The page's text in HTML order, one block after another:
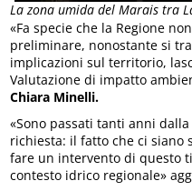
La zona umida del Marais tra
«Fa specie che la Regione
preliminare, nonostante si
implicazioni sul territorio,
Valutazione di impatto
Chiara Minelli.
«Sono passati tanti anni
richiesta: il fatto che ci siano
fare un intervento di questo
contesto idrico regionale»